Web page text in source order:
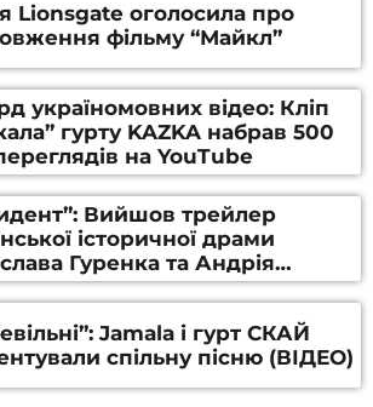
Lionsgate оголосила про
фільму “Майкл”
україномовних відео: Кліп
гурту KAZKA набрав 500
на YouTube
Вийшов трейлер
історичної драми
Гуренка та Андрія
(ВІДЕО)
Jamala і гурт СКАЙ
спільну пісню (ВІДЕО)